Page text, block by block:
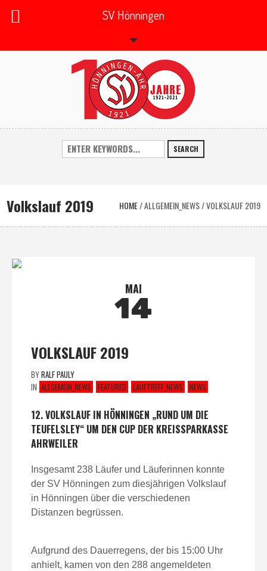
SEARCH
Volkslauf 2019 HOME/ALLGEMEIN_NEWS/VOLKSLAUF 2019
MAI
14
VOLKSLAUF 2019
BYRALF PAULY
IN ALLGEMEIN_NEWS FEATURED LAUFTREFF_NEWS NEWS
12. VOLKSLAUF IN HÖNNINGEN „RUND UM DIE
TEUFELSLEY“ UM DEN CUP DER KREISSPARKASSE
AHRWEILER
Insgesamt 238 Läufer und Läuferinnen konnte
der SV Hönningen zum diesjährigen Volkslauf
in Hönningen über die verschiedenen
Distanzen begrüssen.
Aufgrund des Dauerregens, der bis 15:00 Uhr
anhielt, kamen von den 288 angemeldeten
SV Hönningen